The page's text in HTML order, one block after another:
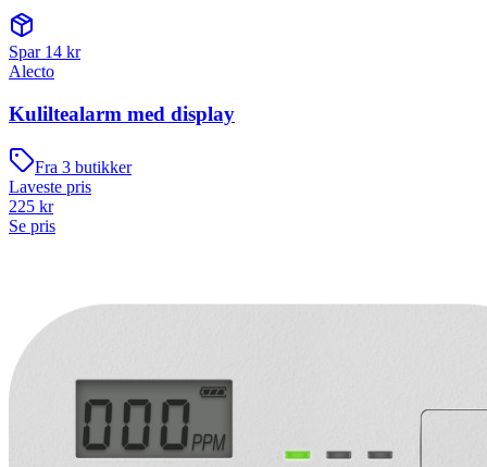
Spar 14 kr
Alecto
Kuliltealarm med display
Fra 3 butikker
Laveste pris
225 kr
Se pris